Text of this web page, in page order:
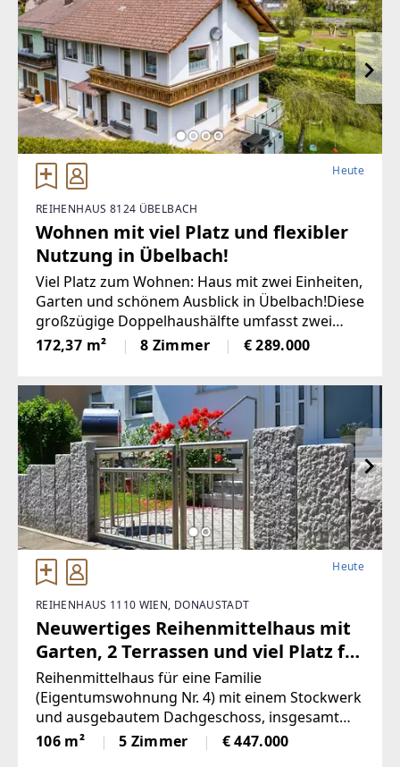
Heute
REIHENHAUS 8124 ÜBELBACH
Wohnen mit viel Platz und flexibler
Nutzung in Übelbach!
Viel Platz zum Wohnen: Haus mit zwei Einheiten,
Garten und schönem Ausblick in Übelbach!Diese
großzügige Doppelhaushälfte umfasst zwei
Wohneinheiten auf zwei Etagen und kann daher
besonders flexibel genutzt werden. Ob für eine
172,37 m² 8 Zimmer € 289.000
Heute
REIHENHAUS 1110 WIEN, DONAUSTADT
Neuwertiges Reihenmittelhaus mit
Garten, 2 Terrassen und viel Platz für
die Familie
Reihenmittelhaus für eine Familie
(Eigentumswohnung Nr. 4) mit einem Stockwerk
und ausgebautem Dachgeschoss, insgesamt
106 Quadratmeter Wohnfläche und 45
Quadratmeter Nutzfläche. Dazu gehört ein
106 m² 5 Zimmer € 447.000